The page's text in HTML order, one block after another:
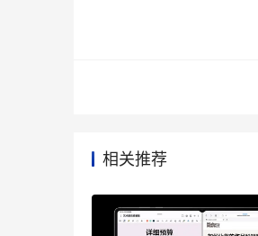
致。其防护体系具有降
简单高效、具有成熟商
本文来源于DOIT传媒，
相关推荐